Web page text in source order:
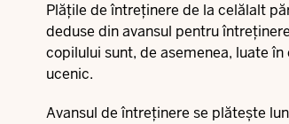
Plățile de întreținere de la celălalt
deduse din avansul pentru
copilului sunt, de asemenea, luate
ucenic.
Avansul de întreținere se plătește